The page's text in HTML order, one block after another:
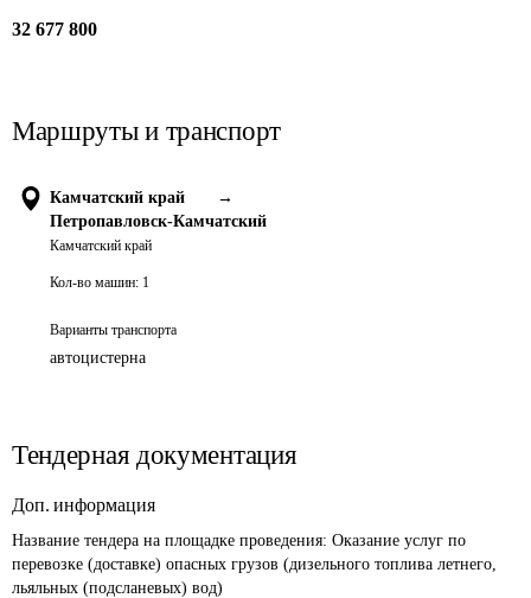
32 677 800
Маршруты и транспорт
Камчатский край
→
Петропавловск-Камчатский
Камчатский край
Кол-во машин: 1
Варианты транспорта
автоцистерна
Тендерная документация
Доп. информация
Название тендера на площадке проведения: Оказание услуг по
перевозке (доставке) опасных грузов (дизельного топлива летнего,
льяльных (подсланевых) вод)